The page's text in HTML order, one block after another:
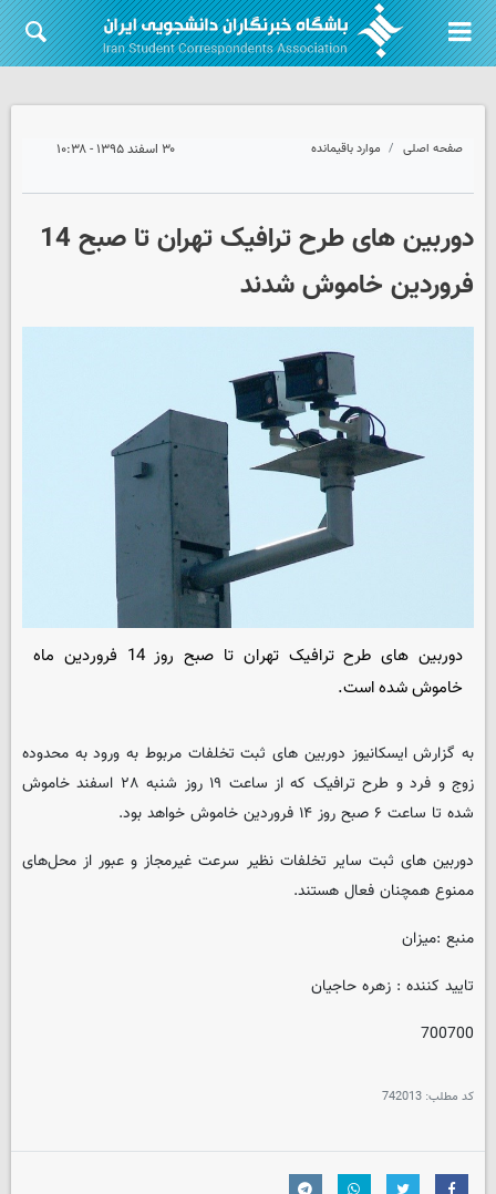
صفحه اصلی موارد باقیمانده ۳۰ اسفند ۱۳۹۵ - ۱۰:۳۸
دوربین های طرح ترافیک تهران تا صبح 14
فروردین خاموش شدند
دوربین‌ های طرح ترافیک تهران تا صبح روز 14 فروردین ماه
خاموش شده است.
به گزارش ایسکانیوز دوربین‌ های ثبت تخلفات مربوط به ورود به محدوده
زوج و فرد و طرح ترافیک که از ساعت ۱۹ روز شنبه ۲۸ اسفند خاموش
شده تا ساعت ۶ صبح روز ۱۴ فروردین خاموش خواهد بود.
دوربین‌ های ثبت سایر تخلفات نظیر سرعت غیرمجاز و عبور از محل‌های
ممنوع همچنان فعال هستند.
منبع :میزان
تایید کننده : زهره حاجیان
700700
کد مطلب: 742013